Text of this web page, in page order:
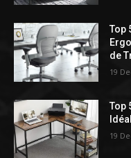
Top
de
19
Top
Idéal
19